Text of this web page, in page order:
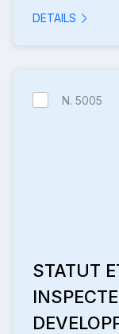
DETAILS
N. 5005
STATUT